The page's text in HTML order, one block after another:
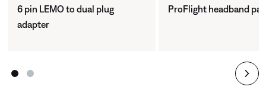
6 pin LEMO to dual plug
adapter
ProFlight headband